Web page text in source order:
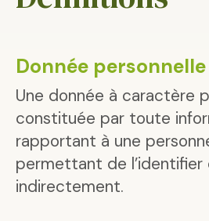
Donnée personnelle
Une donnée à caractère
constituée par toute
rapportant à une
permettant de
indirectement.